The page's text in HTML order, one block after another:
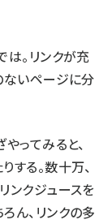
は。リンクが充
ないページに分
ってみると、
する。数十万、
ンクジュースを
ん、リンクの多